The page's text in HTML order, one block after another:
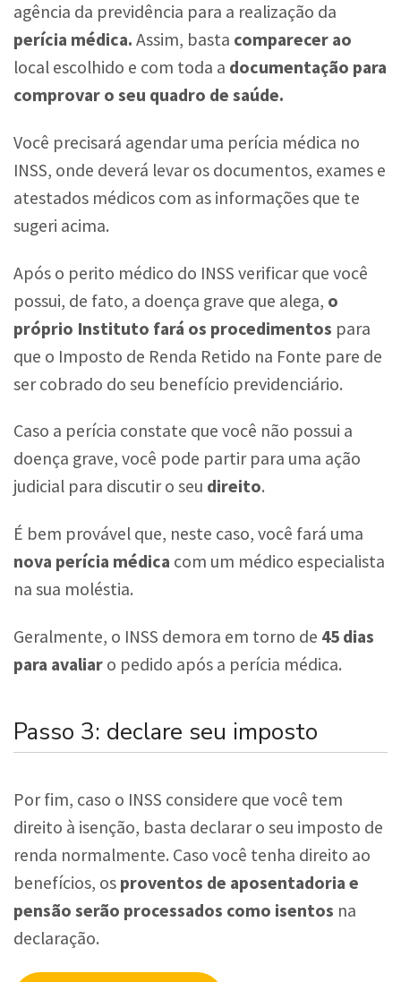
agência da previdência para a realização da
perícia médica. Assim, basta comparecer ao
local escolhido e com toda a documentação para
comprovar o seu quadro de saúde.
Você precisará agendar uma perícia médica no
INSS, onde deverá levar os documentos, exames e
atestados médicos com as informações que te
sugeri acima.
Após o perito médico do INSS verificar que você
possui, de fato, a doença grave que alega, o
próprio Instituto fará os procedimentos para
que o Imposto de Renda Retido na Fonte pare de
ser cobrado do seu benefício previdenciário.
Caso a perícia constate que você não possui a
doença grave, você pode partir para uma ação
judicial para discutir o seu direito.
É bem provável que, neste caso, você fará uma
nova perícia médica com um médico especialista
na sua moléstia.
Geralmente, o INSS demora em torno de 45 dias
para avaliar o pedido após a perícia médica.
Passo 3: declare seu imposto
Por fim, caso o INSS considere que você tem
direito à isenção, basta declarar o seu imposto de
renda normalmente. Caso você tenha direito ao
benefícios, os proventos de aposentadoria e
pensão serão processados como isentos na
declaração.